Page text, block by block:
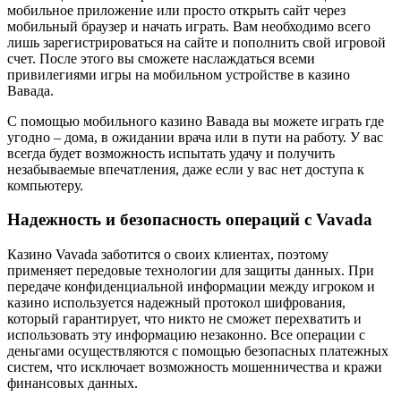
мобильное приложение или просто открыть сайт через
мобильный браузер и начать играть. Вам необходимо всего
лишь зарегистрироваться на сайте и пополнить свой игровой
счет. После этого вы сможете наслаждаться всеми
привилегиями игры на мобильном устройстве в казино
Вавада.
С помощью мобильного казино Вавада вы можете играть где
угодно – дома, в ожидании врача или в пути на работу. У вас
всегда будет возможность испытать удачу и получить
незабываемые впечатления, даже если у вас нет доступа к
компьютеру.
Надежность и безопасность операций с Vavada
Казино Vavada заботится о своих клиентах, поэтому
применяет передовые технологии для защиты данных. При
передаче конфиденциальной информации между игроком и
казино используется надежный протокол шифрования,
который гарантирует, что никто не сможет перехватить и
использовать эту информацию незаконно. Все операции с
деньгами осуществляются с помощью безопасных платежных
систем, что исключает возможность мошенничества и кражи
финансовых данных.